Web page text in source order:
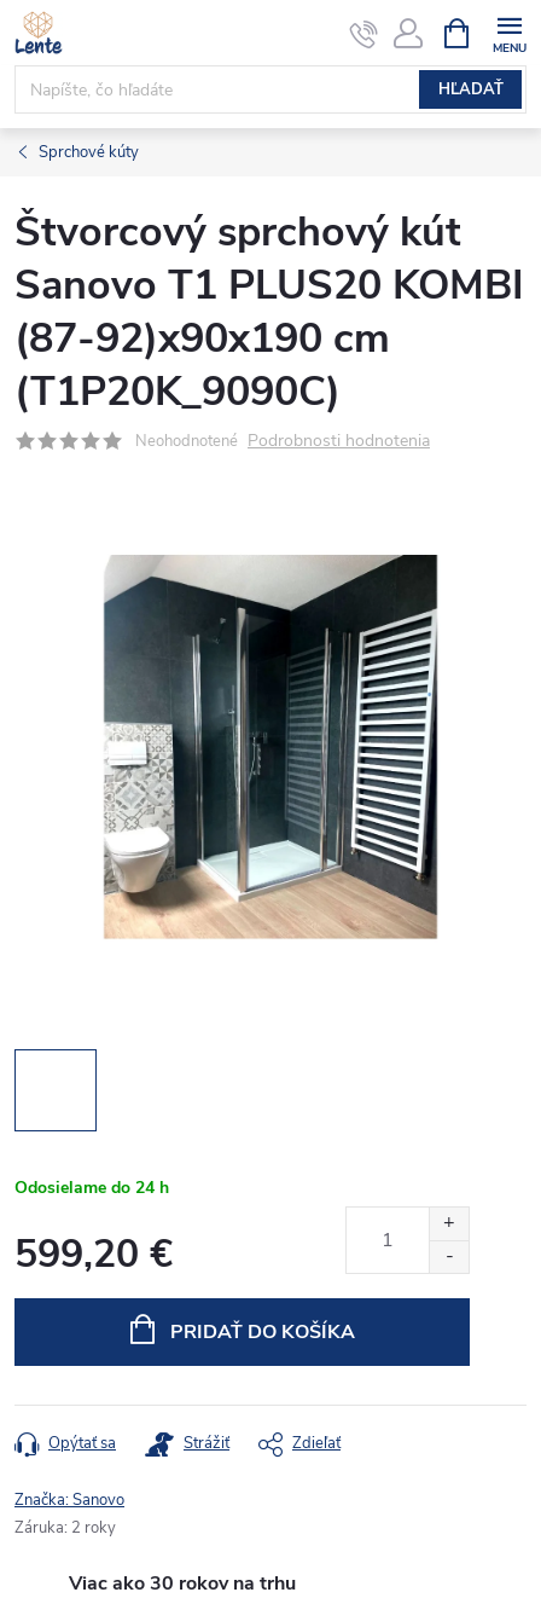
Prejsť
na
obsah
HĽADAŤ
KOŠÍK
Sprchové kúty
Štvorcový sprchový kút
Sanovo T1 PLUS20 KOMBI
(87-92)x90x190 cm
(T1P20K_9090C)
Neohodnotené Podrobnosti hodnotenia
Odosielame do 24 h
599,20 €
PRIDAŤ DO KOŠÍKA
Opýtať sa Strážiť Zdieľať
Značka:Sanovo
Záruka: 2 roky
Viac ako 30 rokov na trhu